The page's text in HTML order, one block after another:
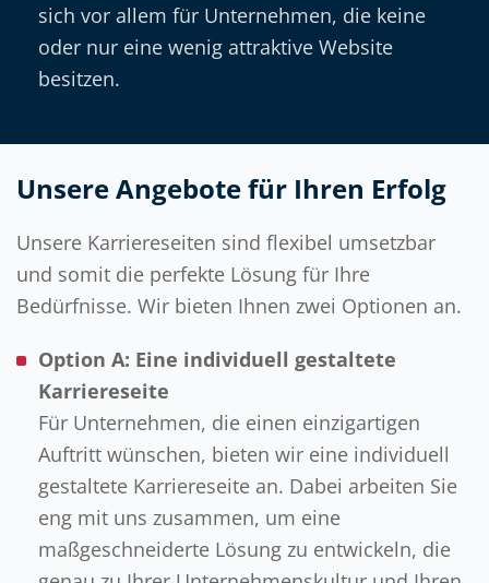
sich vor allem für Unternehmen, die keine
oder nur eine wenig attraktive Website
besitzen.
Unsere Angebote für Ihren Erfolg
Unsere Karriereseiten sind flexibel umsetzbar
und somit die perfekte Lösung für Ihre
Bedürfnisse. Wir bieten Ihnen zwei Optionen an.
Option A: Eine individuell gestaltete
Karriereseite
Für Unternehmen, die einen einzigartigen
Auftritt wünschen, bieten wir eine individuell
gestaltete Karriereseite an. Dabei arbeiten Sie
eng mit uns zusammen, um eine
maßgeschneiderte Lösung zu entwickeln, die